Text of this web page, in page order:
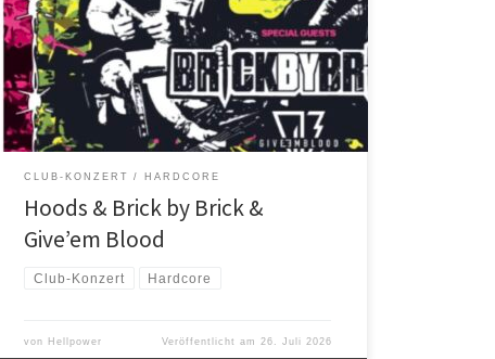
MTS RECORDS & TIMEFRAME BOOKING PRESENT: –
HOODS (SACRAMENTO, CA) – BRICK BY BRICK (NYC, NY)
– GIVE’EM BLOOD (aus)
CLUB-KONZERT HARDCORE
Hoods & Brick by Brick &
Give’em Blood
Club-Konzert Hardcore
von Hellpower Veröffentlicht am 26. Juli 2026